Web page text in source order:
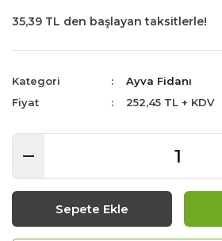
35,39 TL den başlayan taksitlerle!
Kategori
Ayva Fidanı
Fiyat
252,45 TL + KDV
Sepete Ekle